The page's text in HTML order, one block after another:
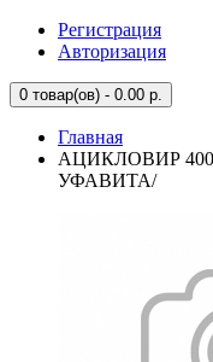
Регистрация
Авторизация
0 товар(ов) - 0.00 р.
Главная
АЦИКЛОВИР
УФАВИТА/